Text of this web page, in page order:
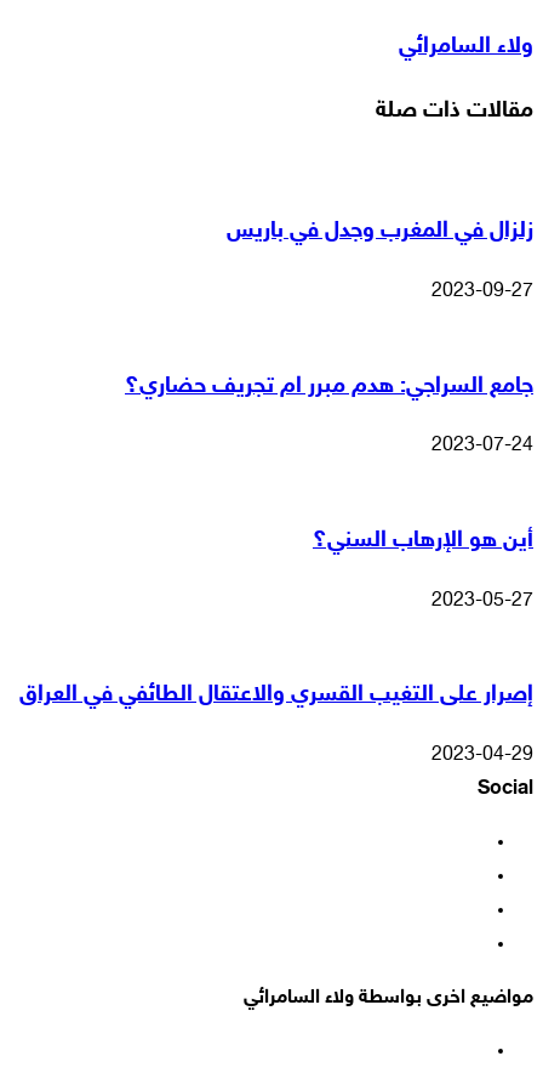
البريد
ولاء السامرائي
مقالات ذات صلة
زلزال في المغرب وجدل في باريس
2023-09-27
جامع السراجي: هدم مبرر ام تجريف حضاري؟
2023-07-24
أين هو الإرهاب السني؟
2023-05-27
إصرار على التغيب القسري والاعتقال الطائفي في العراق
2023-04-29
Social
مواضيع اخرى بواسطة ولاء السامرائي